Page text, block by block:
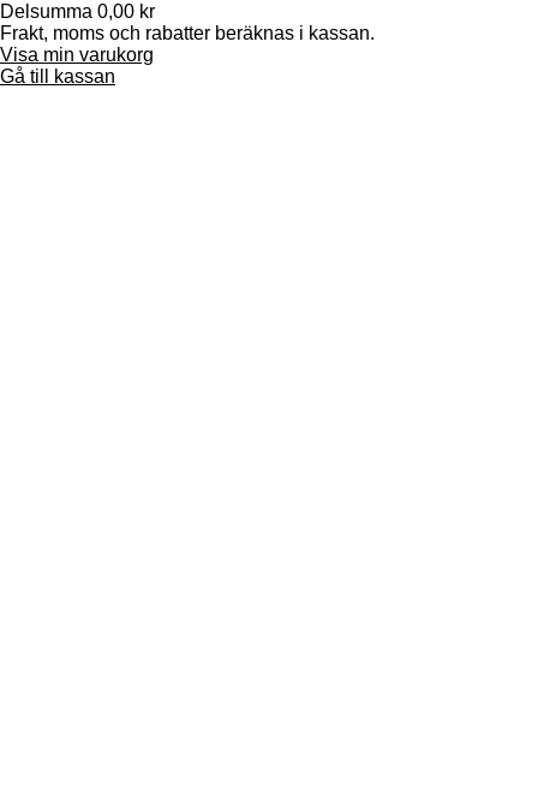
Produkter
i
Delsumma 0,00 kr
Frakt, moms och rabatter beräknas i kassan.
Visa min varukorg
Gå till kassan